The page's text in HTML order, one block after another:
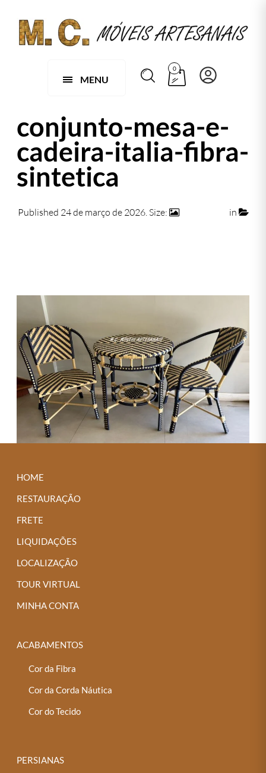
MENU
0
conjunto-mesa-e-
cadeira-italia-fibra-
sintetica
Published 24 de março de 2026. Size:
in
HOME
RESTAURAÇÃO
FRETE
LIQUIDAÇÕES
LOCALIZAÇÃO
TOUR VIRTUAL
MINHA CONTA
ACABAMENTOS
Cor da Fibra
Cor da Corda Náutica
Cor do Tecido
PERSIANAS